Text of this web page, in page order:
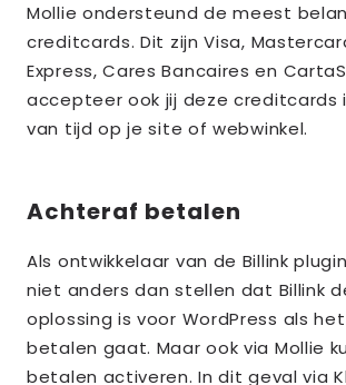
Mollie ondersteund de meest
creditcards. Dit zijn Visa,
Express, Cares Bancaires en
accepteer ook jij deze creditcards
van tijd op je site of webwinkel.
Achteraf betalen
Als ontwikkelaar van de Billink
niet anders dan stellen dat Billink
oplossing is voor WordPress als
betalen gaat. Maar ook via Mollie
betalen activeren. In dit geval via